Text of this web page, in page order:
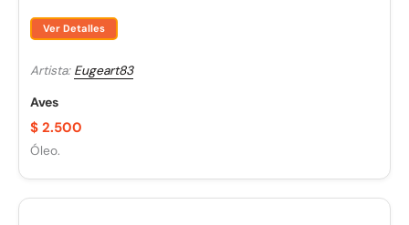
Ver Detalles
Artista: Eugeart83
Aves
$ 2.500
Óleo.